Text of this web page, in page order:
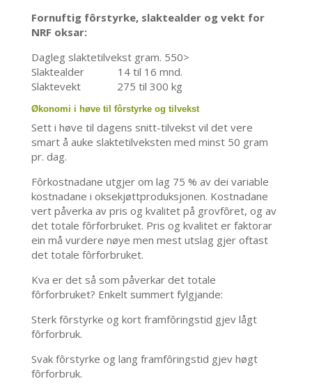
Fornuftig fôrstyrke, slaktealder og vekt for
NRF oksar:
Dagleg slaktetilvekst gram. 550>
Slaktealder 14 til 16 mnd.
Slaktevekt 275 til 300 kg
Økonomi i høve til fôrstyrke og tilvekst
Sett i høve til dagens snitt-tilvekst vil det vere
smart å auke slaktetilveksten med minst 50 gram
pr. dag.
Fôrkostnadane utgjer om lag 75 % av dei variable
kostnadane i oksekjøttproduksjonen. Kostnadane
vert påverka av pris og kvalitet på grovfôret, og av
det totale fôrforbruket. Pris og kvalitet er faktorar
ein må vurdere nøye men mest utslag gjer oftast
det totale fôrforbruket.
Kva er det så som påverkar det totale
fôrforbruket? Enkelt summert fylgjande:
Sterk fôrstyrke og kort framfôringstid gjev lågt
fôrforbruk.
Svak fôrstyrke og lang framfôringstid gjev høgt
fôrforbruk.